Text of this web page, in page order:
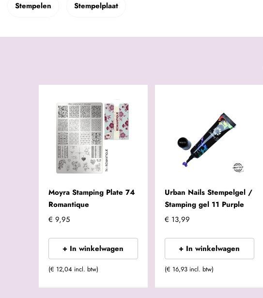
Stempelen Stempelplaat
Moyra Stamping Plate 74
Romantique
€ 9,95
+ In winkelwagen
(€ 12,04 incl. btw)
Urban Nails Stempelgel /
Stamping gel 11 Purple
€ 13,99
+ In winkelwagen
(€ 16,93 incl. btw)